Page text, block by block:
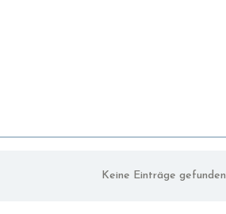
Keine Einträge gefunden